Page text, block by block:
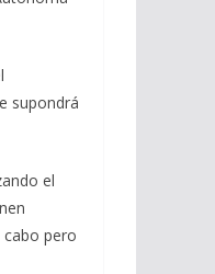
supondrá
el
pero